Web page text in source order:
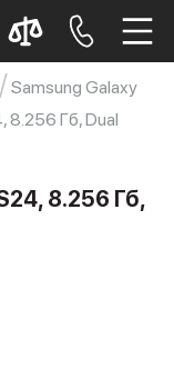
s23 ultra
Samsung Galaxy
8.256 Гб, Dual
8.256 Гб,